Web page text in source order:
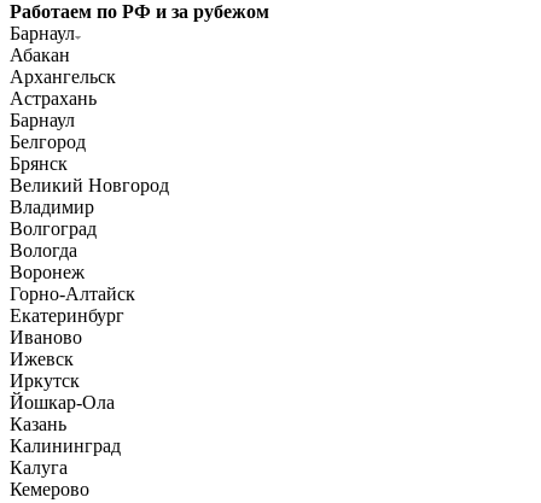
Работаем по РФ и за рубежом
Барнаул
Абакан
Архангельск
Астрахань
Барнаул
Белгород
Брянск
Великий Новгород
Владимир
Волгоград
Вологда
Воронеж
Горно-Алтайск
Екатеринбург
Иваново
Ижевск
Иркутск
Йошкар-Ола
Казань
Калининград
Калуга
Кемерово